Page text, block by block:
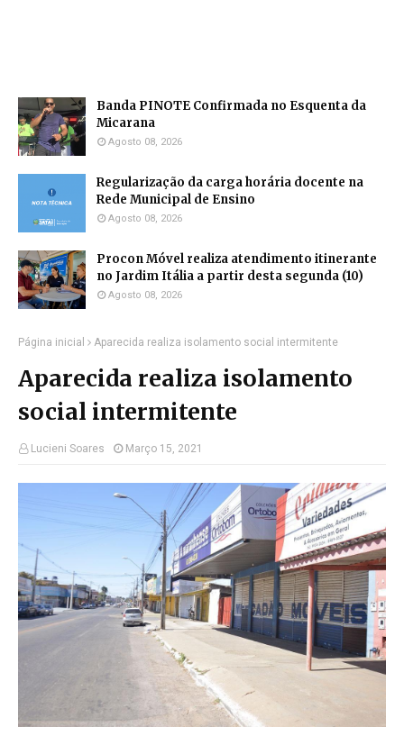
Banda PINOTE Confirmada no Esquenta da
Micarana
Agosto 08, 2026
Regularização da carga horária docente na
Rede Municipal de Ensino
Agosto 08, 2026
Procon Móvel realiza atendimento itinerante
no Jardim Itália a partir desta segunda (10)
Agosto 08, 2026
Página inicial Aparecida realiza isolamento social intermitente
Aparecida realiza isolamento
social intermitente
Lucieni Soares Março 15, 2021